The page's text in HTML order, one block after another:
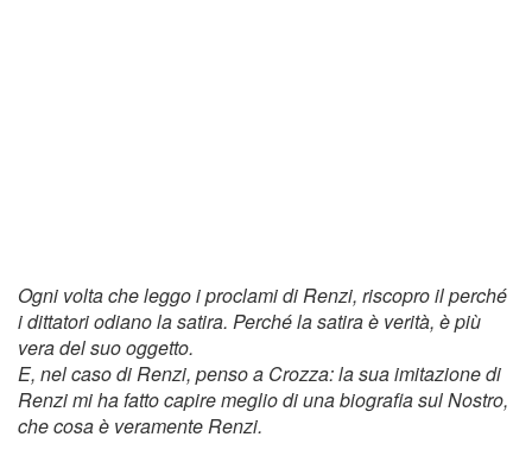
Ogni volta che leggo i proclami di Renzi, riscopro il perché
i dittatori odiano la satira. Perché la satira è verità, è più
vera del suo oggetto.
E, nel caso di Renzi, penso a Crozza: la sua imitazione di
Renzi mi ha fatto capire meglio di una biografia sul Nostro,
che cosa è veramente Renzi.